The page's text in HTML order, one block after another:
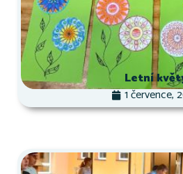
Letní
1 července,